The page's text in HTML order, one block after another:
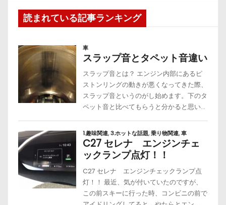
読まれている記事ランキング